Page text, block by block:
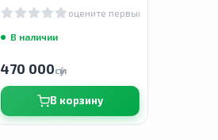
оцените первым
В наличии
470 000сӯм
В корзину